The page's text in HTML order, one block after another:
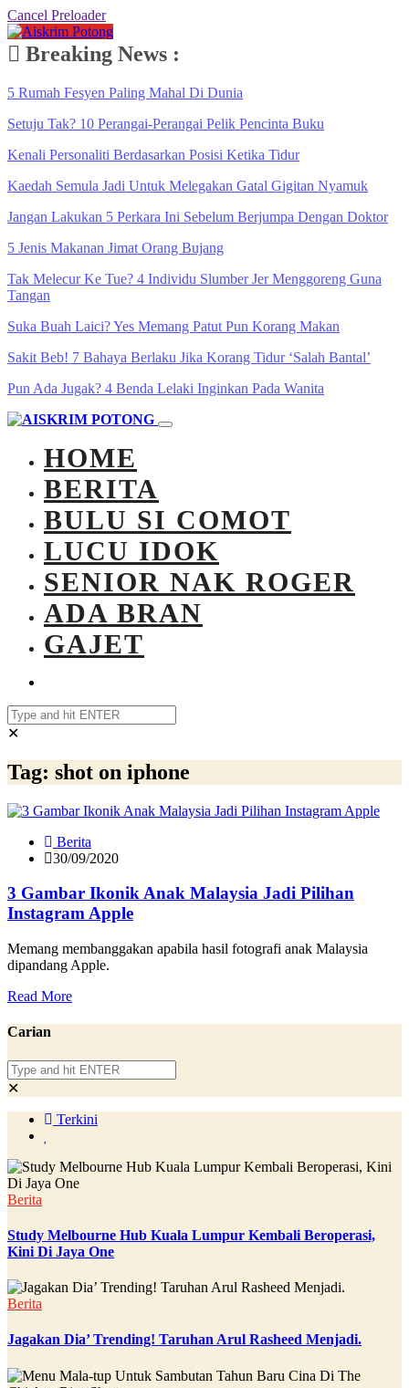
Cancel Preloader
Breaking News :
5 Rumah Fesyen Paling Mahal Di Dunia
Setuju Tak? 10 Perangai-Perangai Pelik Pencinta Buku
Kenali Personaliti Berdasarkan Posisi Ketika Tidur
Kaedah Semula Jadi Untuk Melegakan Gatal Gigitan Nyamuk
Jangan Lakukan 5 Perkara Ini Sebelum Berjumpa Dengan Doktor
5 Jenis Makanan Jimat Orang Bujang
Tak Melecur Ke Tue? 4 Individu Slumber Jer Menggoreng Guna
Tangan
Suka Buah Laici? Yes Memang Patut Pun Korang Makan
Sakit Beb! 7 Bahaya Berlaku Jika Korang Tidur ‘Salah Bantal’
Pun Ada Jugak? 4 Benda Lelaki Inginkan Pada Wanita
HOME
BERITA
BULU SI COMOT
LUCU IDOK
SENIOR NAK ROGER
ADA BRAN
GAJET
✕
Tag: shot on iphone
Berita
30/09/2020
3 Gambar Ikonik Anak Malaysia Jadi Pilihan
Instagram Apple
Memang membanggakan apabila hasil fotografi anak Malaysia
dipandang Apple.
Read More
Carian
✕
Terkini
Berita
Study Melbourne Hub Kuala Lumpur Kembali Beroperasi,
Kini Di Jaya One
Berita
Jagakan Dia’ Trending! Taruhan Arul Rasheed Menjadi.